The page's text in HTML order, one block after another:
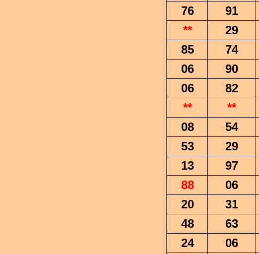
76
91
**
29
85
74
06
90
06
82
**
**
08
54
53
29
13
97
88
06
20
31
48
63
24
06